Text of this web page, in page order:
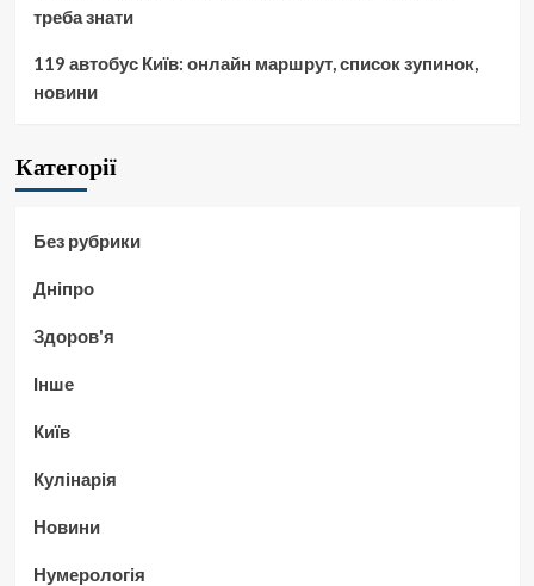
треба знати
119 автобус Київ: онлайн маршрут, список зупинок,
новини
Категорії
Без рубрики
Дніпро
Здоров'я
Інше
Київ
Кулінарія
Новини
Нумерологія